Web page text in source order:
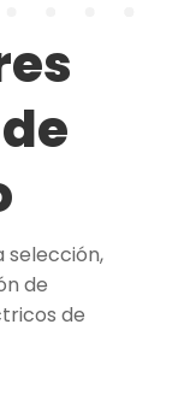
selección,
de
de